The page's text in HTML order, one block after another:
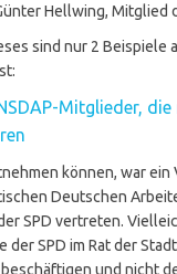
Hellwing, Mitglied
sind nur 2 Beispiele
Mitglieder,
können, war
Deutschen
SPD vertreten.
SPD im Rat der
und nicht